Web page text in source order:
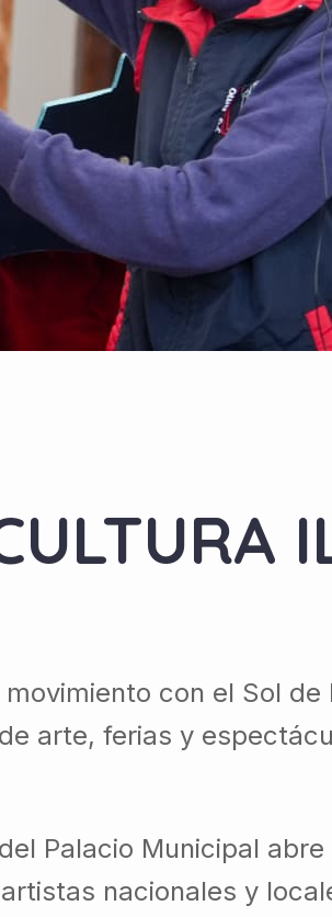
con el Sol
arte, ferias y
Palacio Municipal
nacionales y